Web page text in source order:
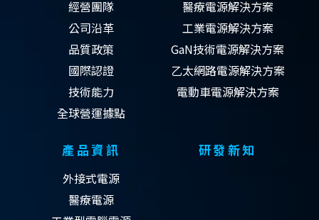
經營團隊
公司沿革
品質政策
國際認證
技術能力
全球營運據點
醫療電源解決方案
工業電源解決方案
GaN技術電源解決方案
乙太網路電源解決方案
電動車電源解決方案
產品資訊
外接式電源
醫療電源
研發新知